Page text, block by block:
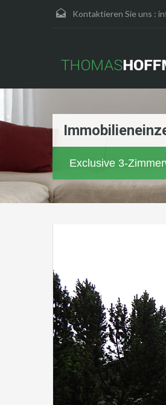
Kontaktieren Sie uns :
Exclusive 3-